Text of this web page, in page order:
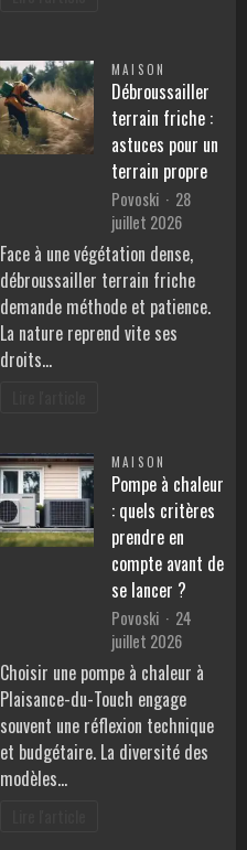
MAISON
Débroussailler
terrain friche :
astuces pour un
terrain propre
Povoski
28
juillet 2026
Face à une végétation dense,
débroussailler terrain friche
demande méthode et patience.
La nature reprend vite ses
droits…
MAISON
Pompe à chaleur
: quels critères
prendre en
compte avant de
se lancer ?
Povoski
24
juillet 2026
Choisir une pompe à chaleur à
Plaisance-du-Touch engage
souvent une réflexion technique
et budgétaire. La diversité des
modèles…